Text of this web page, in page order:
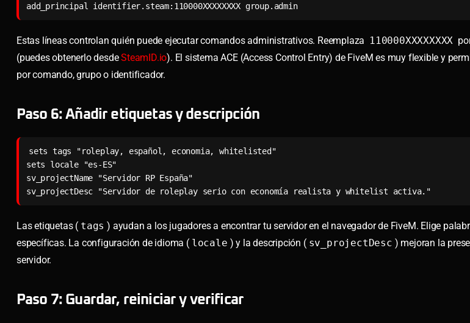
add_principal identifier.steam:110000XXXXXXXX group.admin
Estas líneas controlan quién puede ejecutar comandos administrativos. Reemplaza 110000XXXXXXXX
(puedes obtenerlo desdeSteamID.io). El sistema ACE (Access Control Entry) de FiveM es muy flexible y
por comando, grupo o identificador.
Paso 6: Añadir etiquetas y descripción
sets tags "roleplay, español, economia, whitelisted"
sets locale "es-ES"
sv_projectName "Servidor RP España"
sv_projectDesc "Servidor de roleplay serio con economía realista y whitelist activa."
Las etiquetas ( tags ) ayudan a los jugadores a encontrar tu servidor en el navegador de FiveM. Elige
específicas. La configuración de idioma ( locale ) y la descripción ( sv_projectDesc ) mejoran la
servidor.
Paso 7: Guardar, reiniciar y verificar